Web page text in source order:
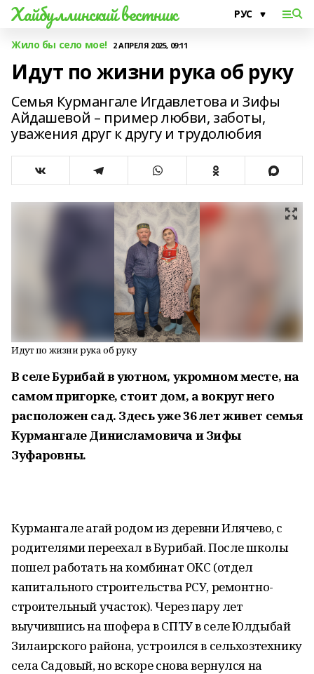
Хайбуллинский вестник
Жило бы село мое! 2 АПРЕЛЯ 2025, 09:11
Идут по жизни рука об руку
Семья Курмангале Игдавлетова и Зифы
Айдашевой – пример любви, заботы,
уважения друг к другу и трудолюбия
Идут по жизни рука об руку
В селе Бурибай в уютном, укромном месте, на
самом пригорке, стоит дом, а вокруг него
расположен сад. Здесь уже 36 лет живет семья
Курмангале Динисламовича и Зифы
Зуфаровны.
Курмангале агай родом из деревни Илячево, с
родителями переехал в Бурибай. После школы
пошел работать на комбинат ОКС (отдел
капитального строительства РСУ, ремонтно-
строительный участок). Через пару лет
выучившись на шофера в СПТУ в селе Юлдыбай
Зилаирского района, устроился в сельхозтехнику
села Садовый, но вскоре снова вернулся на